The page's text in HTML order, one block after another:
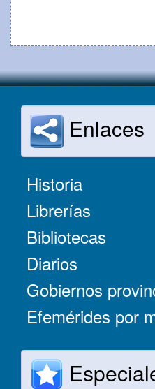
Enlaces
Historia
Librerías
Bibliotecas
Diarios
Gobiernos
Efemérides por